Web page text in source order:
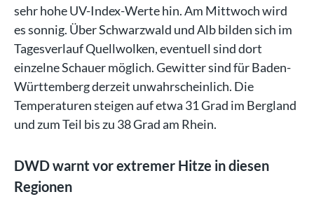
sehr hohe UV-Index-Werte hin. Am Mittwoch wird
es sonnig. Über Schwarzwald und Alb bilden sich im
Tagesverlauf Quellwolken, eventuell sind dort
einzelne Schauer möglich. Gewitter sind für Baden-
Württemberg derzeit unwahrscheinlich. Die
Temperaturen steigen auf etwa 31 Grad im Bergland
und zum Teil bis zu 38 Grad am Rhein.
DWD warnt vor extremer Hitze in diesen
Regionen